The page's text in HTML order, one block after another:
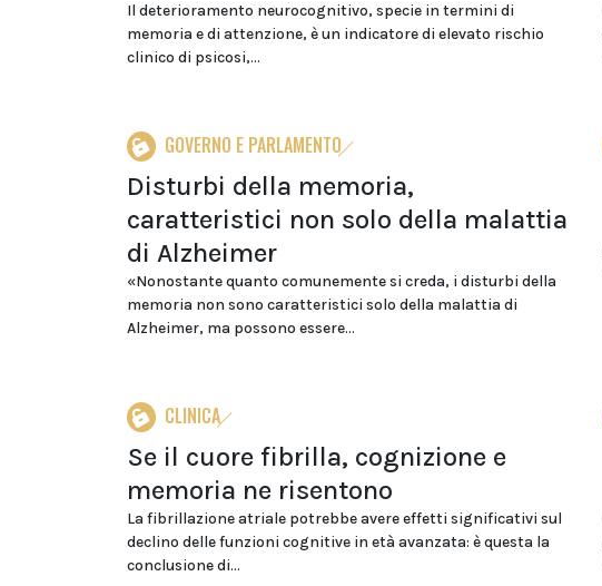
Il deterioramento neurocognitivo, specie in termini di
memoria e di attenzione, è un indicatore di elevato rischio
clinico di psicosi,...
GOVERNO E PARLAMENTO
Disturbi della memoria,
caratteristici non solo della malattia
di Alzheimer
«Nonostante quanto comunemente si creda, i disturbi della
memoria non sono caratteristici solo della malattia di
Alzheimer, ma possono essere...
CLINICA
Se il cuore fibrilla, cognizione e
memoria ne risentono
La fibrillazione atriale potrebbe avere effetti significativi sul
declino delle funzioni cognitive in età avanzata: è questa la
conclusione di...